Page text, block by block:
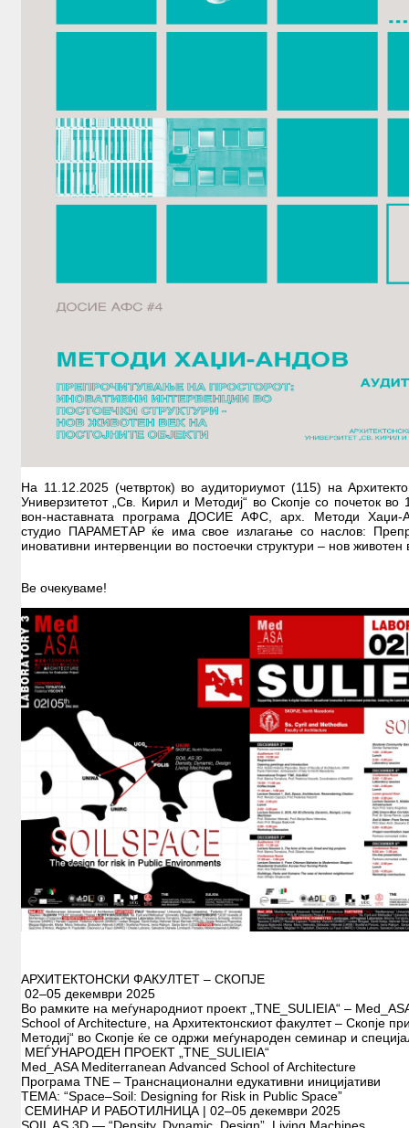
На 11.12.2025 (четврток) во аудиториумот (115) на
Универзитетот „Св. Кирил и Методиј“ во Скопје со почеток во
вон-наставната програма ДОСИЕ АФС, арх. Методи Хаџи-
студио ПАРАМЕТАР ќе има свое излагање со наслов:
иновативни интервенции во постоечки структури – нов животен
Ве очекуваме!
АРХИТЕКТОНСКИ ФАКУЛТЕТ – СКОПЈЕ
02–05 декември 2025
Во рамките на меѓународниот проект „TNE_SULIEIA“ –
School of Architecture, на Архитектонскиот факултет – Скопје
Методиј“ во Скопје ќе се одржи меѓународен семинар и
МЕЃУНАРОДЕН ПРОЕКТ „TNE_SULIEIA“
Med_ASA Mediterranean Advanced School of Architecture
Програма TNE – Транснационални едукативни иницијативи
ТЕМА: “Space–Soil: Designing for Risk in Public Space”
СЕМИНАР И РАБОТИЛНИЦА | 02–05 декември 2025